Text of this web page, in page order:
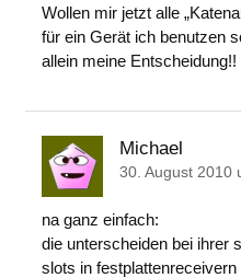
Wollen mir jetzt alle
für ein Gerät ich benutzen
allein meine Entscheidung!!
Michael
30. August 2010
na ganz einfach:
die unterscheiden bei ihrer
slots in